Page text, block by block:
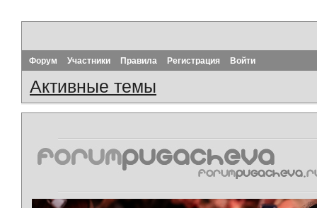
Форум Участники Правила Регистрация Войти
Активные темы